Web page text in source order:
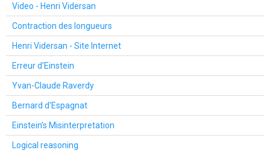
Video - Henri Vidersan
Contraction des longueurs
Henri Vidersan - Site Internet
Erreur d'Einstein
Yvan-Claude Raverdy
Bernard d'Espagnat
Einstein’s Misinterpretation
Logical reasoning